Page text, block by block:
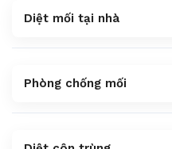
Diệt mối tại nhà
Phòng chống mối